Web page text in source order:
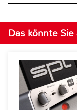
Das könnte